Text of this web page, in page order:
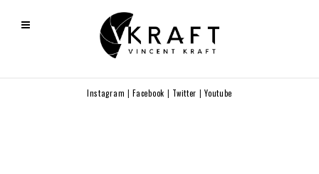
Instagram |Facebook | Twitter |Youtube